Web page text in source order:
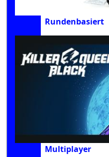
Rundenbasiert
Multiplayer